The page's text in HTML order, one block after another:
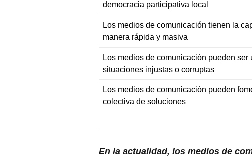
democracia participativa local
Los medios de comunicación tienen la
manera rápida y masiva
Los medios de comunicación pueden
situaciones injustas o corruptas
Los medios de comunicación pueden
colectiva de soluciones
En la actualidad, los medios de